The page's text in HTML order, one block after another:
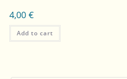
4,00 €
Add to cart